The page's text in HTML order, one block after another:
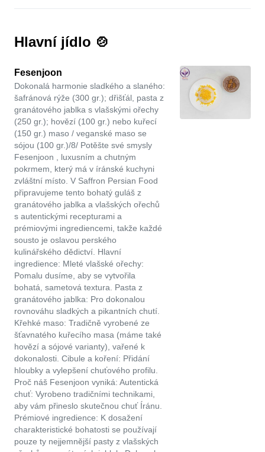
Hlavní jídlo 🍲
Fesenjoon
Dokonalá harmonie sladkého a slaného:
šafránová rýže (300 gr.); dřišťál, pasta z
granátového jablka s vlašskými ořechy
(250 gr.); hovězí (100 gr.) nebo kuřecí
(150 gr.) maso / veganské maso se
sójou (100 gr.)/8/ Potěšte své smysly
Fesenjoon , luxusním a chutným
pokrmem, který má v íránské kuchyni
zvláštní místo. V Saffron Persian Food
připravujeme tento bohatý guláš z
granátového jablka a vlašských ořechů
s autentickými recepturami a
prémiovými ingrediencemi, takže každé
sousto je oslavou perského
kulinářského dědictví. Hlavní
ingredience: Mleté vlašské ořechy:
Pomalu dusíme, aby se vytvořila
bohatá, sametová textura. Pasta z
granátového jablka: Pro dokonalou
rovnováhu sladkých a pikantních chutí.
Křehké maso: Tradičně vyrobené ze
šťavnatého kuřecího masa (máme také
hovězí a sójové varianty), vařené k
dokonalosti. Cibule a koření: Přidání
hloubky a vylepšení chuťového profilu.
Proč náš Fesenjoon vyniká: Autentická
chuť: Vyrobeno tradičními technikami,
aby vám přineslo skutečnou chuť Íránu.
Prémiové ingredience: K dosažení
charakteristické bohatosti se používají
pouze ty nejjemnější pasty z vlašských